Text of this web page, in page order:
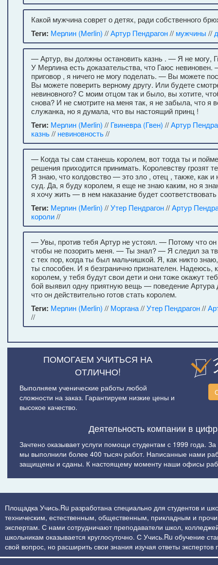
Какой мужчина соврет о детях, ради собственного
Теги: Мерлин (Merlin) //Артур Пендрагон// мужчины //
— Артур, вы должны остановить казнь . — Я не могу,
У Мерлина есть доказательства, что Гаюс
приговор , я ничего не могу поделать. — Вы можете
Вы можете поверить верному другу. Или будете
невиновного? С моим отцом так и было, вы хотите,
снова? И не смотрите на меня так, я не забыла, что я
служанка, но я думала, что вы настоящий принц !
Теги: Мерлин (Merlin) // Гвиневра (Гвен) //Артур
казнь// невиновность//
— Когда ты сам станешь королем, вот тогда ты и
решения приходится принимать. Королевству грозят
Я знаю, что колдовство — это зло , отец , также, как
суд. Да, я буду королем, я еще не знаю каким, но я
я хочу жить — в нем наказание будет
Теги: Мерлин (Merlin) //Утер Пендрагон//Артур
короли//
— Увы, против тебя Артур не устоял. — Потому что
чтобы не позорить меня. — Ты знал? — Я следил за
с тех пор, когда ты был мальчишкой. Я, как никто
ты способен. И я безгранично признателен. Надеюсь,
королем, у тебя будут свои дети и они тоже окажут
бой выявил одну приятную вещь — поведение Артура
что он действительно готов стать королем.
Теги: Мерлин (Merlin) // Моргана//Утер Пендрагон//
//
ПОМОГАЕМ УЧИТЬСЯ НА
ОТЛИЧНО!
Выполняем ученические работы любой
сложности на заказ. Гарантируем низкие цены и
высокое качество.
Деятельность компании в
Зачтено оказывает услуги помощи студентам с 1999 года.
мы выполнили более 400 тысяч работ. Написанные нами
защищены и сданы. К настоящему моменту наши офисы
Площадка Учись.Ru разработана специально для студентов и
техническим, естественным, общественным, прикладным и
экспертам. С нами сотрудничают преподаватели школ,
школьникам оказывается круглосуточно. С Учись.Ru обучение
свой вопрос, но расширить свои знания изучая ответы